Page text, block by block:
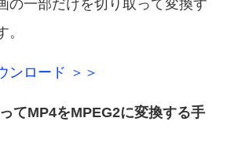
の一部だけを切り取って変換す
。
ンロード ＞＞
てMP4をMPEG2に変換する手